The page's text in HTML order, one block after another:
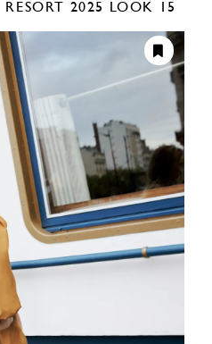
RESORT 2025 LOOK 15